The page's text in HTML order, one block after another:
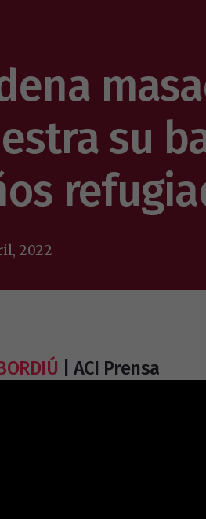
su
2022
| ACI Prensa